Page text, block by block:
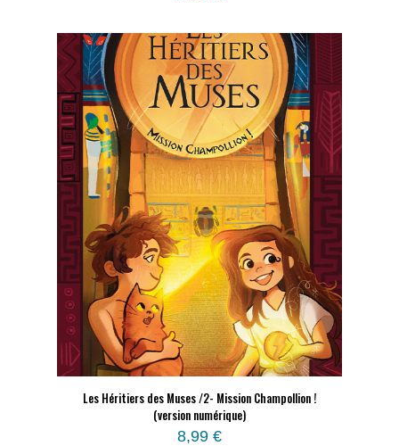
Les Héritiers des Muses /2- Mission Champollion !
(version numérique)
8,99 €